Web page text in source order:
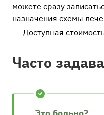
можете сразу
назначения схемы
Доступная
Часто